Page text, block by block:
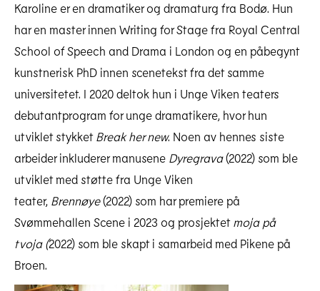
Karoline er en dramatiker og dramaturg fra Bodø. Hun
har en master innen Writing for Stage fra Royal Central
School of Speech and Drama i London og en påbegynt
kunstnerisk PhD innen scenetekst fra det samme
universitetet. I 2020 deltok hun i Unge Viken teaters
debutantprogram for unge dramatikere, hvor hun
utviklet stykket Break her new. Noen av hennes siste
arbeider inkluderer manusene Dyregrava(2022) som ble
utviklet med støtte fra Unge Viken
teater, Brennøye(2022) som har premiere på
Svømmehallen Scene i 2023 og prosjektet moja på
tvoja (2022) som ble skapt i samarbeid med Pikene på
Broen.